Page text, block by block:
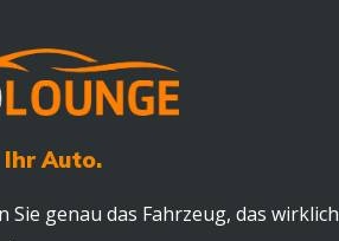
Ihr Auto.
Sie genau das Fahrzeug, das wirklich